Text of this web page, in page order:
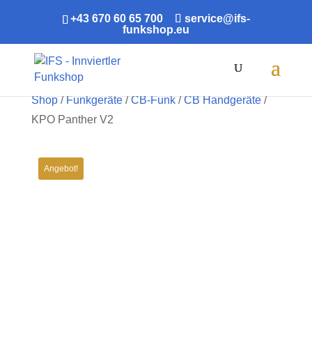
+43 670 60 65 700
service@ifs-
funkshop.eu
Shop/Funkgeräte/CB-Funk/CB Handgeräte/
KPO Panther V2
Angebot!